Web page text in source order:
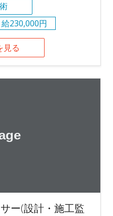
230,000円
見る
ー(設計・施工監